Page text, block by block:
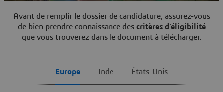
Avant de remplir le dossier de candidature, assurez-vous
de bien prendre connaissance des critères d’éligibilité
que vous trouverez dans le document à télécharger.
Europe Inde États-Unis